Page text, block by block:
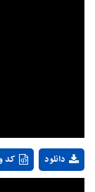
کد دانلود